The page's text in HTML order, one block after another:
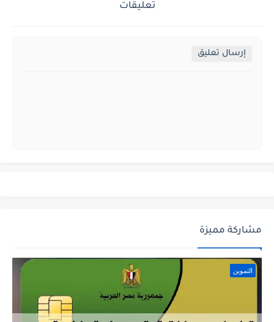
تعليقات
إرسال تعليق
مشاركة مميزة
التموين